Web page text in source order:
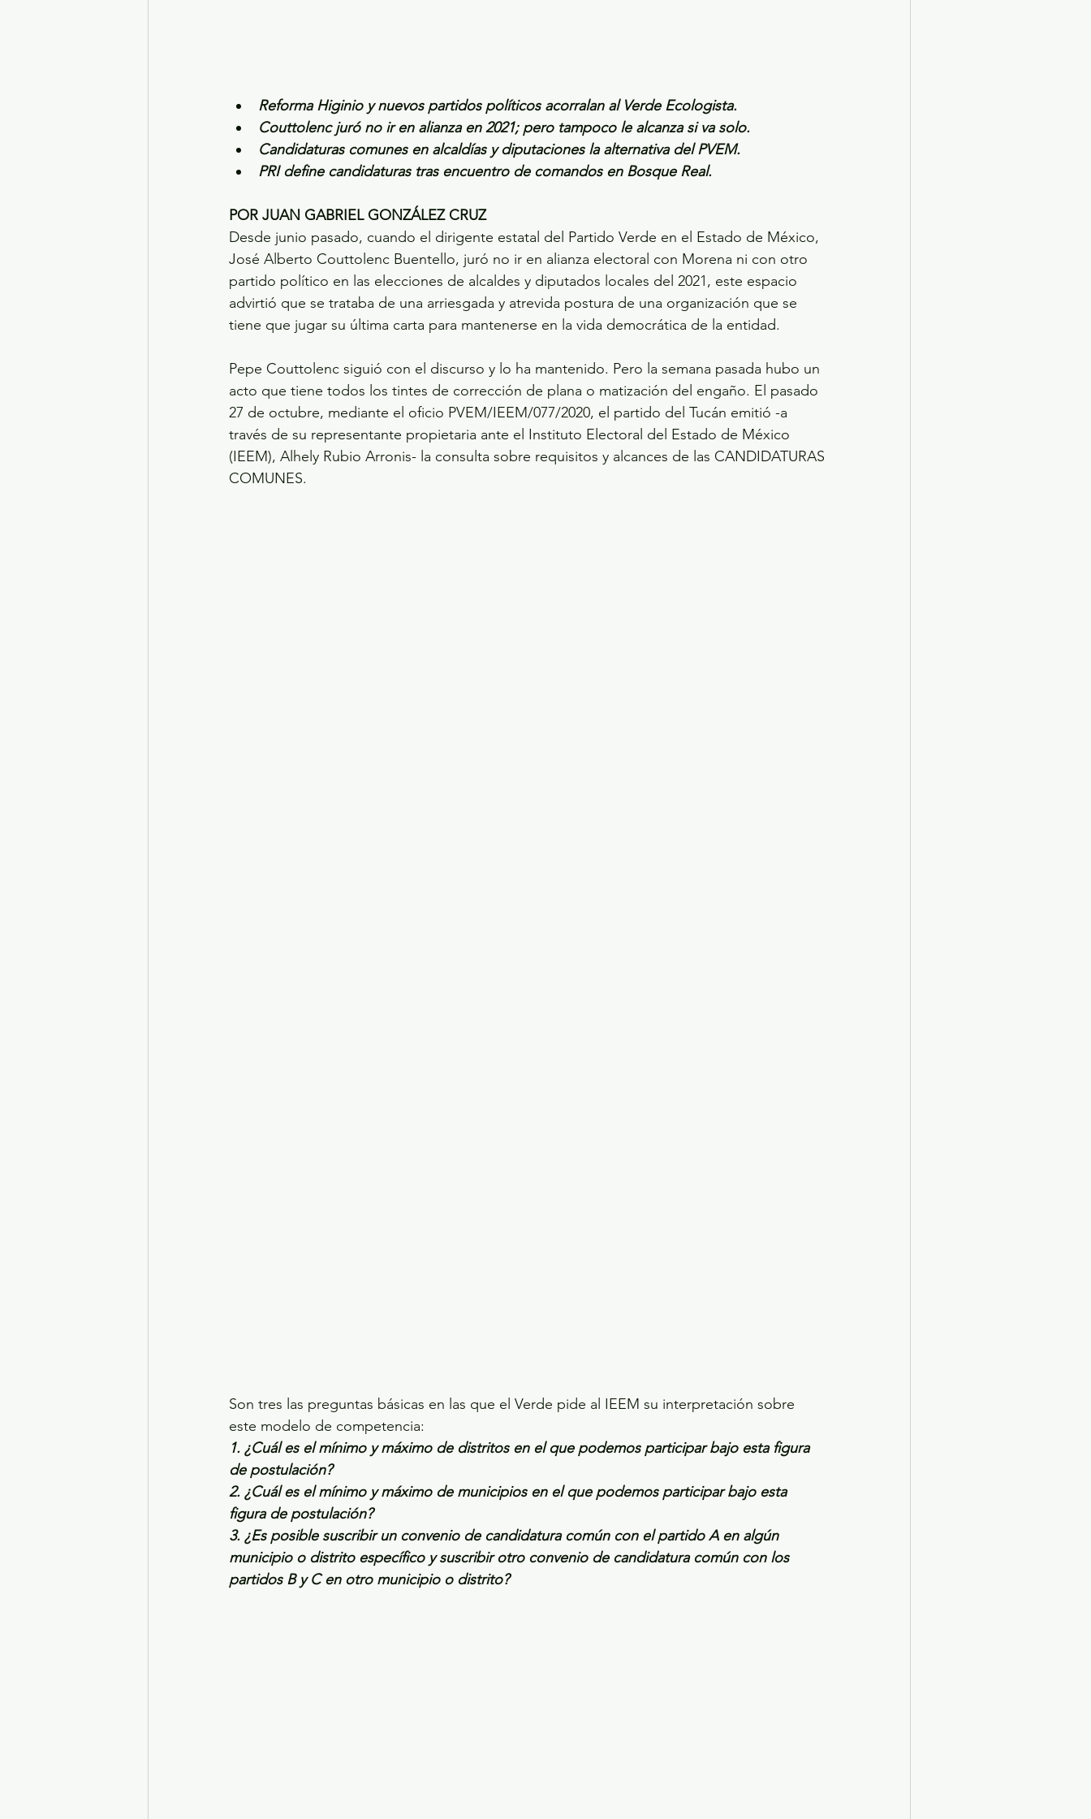
Reforma Higinio y nuevos partidos políticos acorralan al Verde Ecologista.
Couttolenc juró no ir en alianza en 2021; pero tampoco le alcanza si va solo.
Candidaturas comunes en alcaldías y diputaciones la alternativa del PVEM.
PRI define candidaturas tras encuentro de comandos en Bosque Real.
POR JUAN GABRIEL GONZÁLEZ CRUZ
Desde junio pasado, cuando el dirigente estatal del Partido Verde en el Estado de México,
José Alberto Couttolenc Buentello, juró no ir en alianza electoral con Morena ni con otro
partido político en las elecciones de alcaldes y diputados locales del 2021, este espacio
advirtió que se trataba de una arriesgada y atrevida postura de una organización que se
tiene que jugar su última carta para mantenerse en la vida democrática de la entidad.
Pepe Couttolenc siguió con el discurso y lo ha mantenido. Pero la semana pasada hubo un
acto que tiene todos los tintes de corrección de plana o matización del engaño. El pasado
27 de octubre, mediante el oficio PVEM/IEEM/077/2020, el partido del Tucán emitió -a
través de su representante propietaria ante el Instituto Electoral del Estado de México
(IEEM), Alhely Rubio Arronis- la consulta sobre requisitos y alcances de las CANDIDATURAS
COMUNES.
Son tres las preguntas básicas en las que el Verde pide al IEEM su interpretación sobre
este modelo de competencia:
1. ¿Cuál es el mínimo y máximo de distritos en el que podemos participar bajo esta figura
de postulación?
2. ¿Cuál es el mínimo y máximo de municipios en el que podemos participar bajo esta
figura de postulación?
3. ¿Es posible suscribir un convenio de candidatura común con el partido A en algún
municipio o distrito específico y suscribir otro convenio de candidatura común con los
partidos B y C en otro municipio o distrito?